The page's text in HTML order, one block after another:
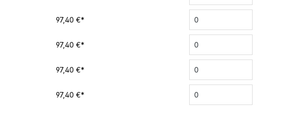
97,40 €*
97,40 €*
97,40 €*
97,40 €*